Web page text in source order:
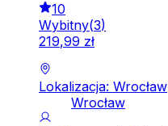
10
Wybitny(3)
219,99 zł
Lokalizacja: Wrocław
Wrocław